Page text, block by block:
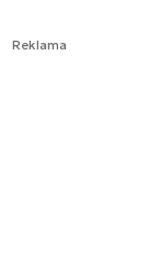
Reklama